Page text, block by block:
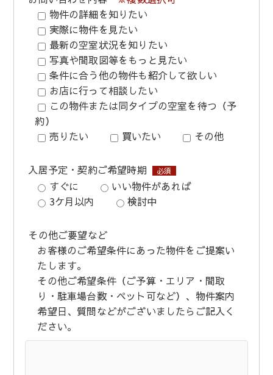
物件の詳細を知りたい
実際に物件を見たい
最新の空室状況を知りたい
写真や間取図等をもっと見たい
条件に合う他の物件も紹介して欲しい
お店に行って相談したい
この物件または同タイプの空室を待つ（予
約）
売りたい
買いたい その他
入居予定・契約ご希望時期 必須
すぐに
いい物件があれば
3ケ月以内
検討中
その他ご要望など
お客様のご希望条件にあった物件をご提案い
たします。
その他ご希望条件（ご予算・エリア・間取
り・駐車場台数・ペット可など）、物件案内
希望日、質問などがございましたらご記入く
ださい。